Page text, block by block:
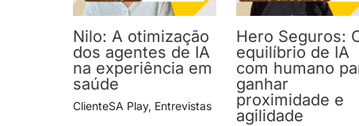
Nilo: A otimização
dos agentes de IA
na experiência em
saúde
ClienteSA Play, Entrevistas
Hero Seguros:
equilíbrio de IA
com humano
ganhar
proximidade e
agilidade